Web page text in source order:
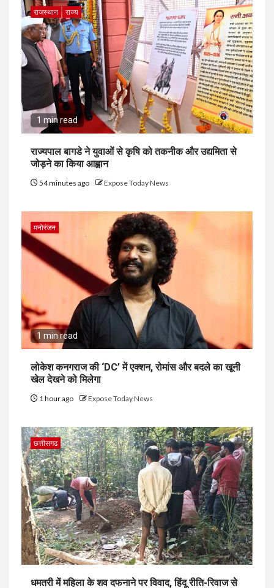
राजस्थान राज्य
1 min read
राज्यपाल बागडे ने युवाओं से कृषि को तकनीक और उद्यमिता से
जोड़ने का किया आह्वान
54 minutes ago Expose Today News
मनोरंजन
1 min read
लोकेश कनगराज की ‘DC’ में एक्शन, रोमांस और बदले का खूनी
खेल देखने को मिलेगा
1 hour ago Expose Today News
छत्तीसगढ
धमतरी में महिला के शव दफनाने पर विवाद, हिंदू रीति-रिवाज से